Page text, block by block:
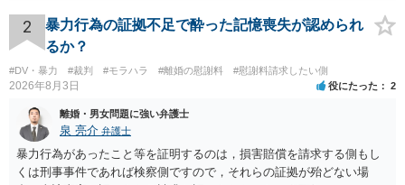
2
暴力行為の証拠不足で酔った記憶喪失が認められ
るか？
#DV・暴力 #裁判 #モラハラ #離婚の慰謝料 #慰謝料請求したい側
2026年8月3日 役にたった 2
離婚・男女問題に強い弁護士
泉 亮介 弁護士
暴力行為があったこと等を証明するのは，損害賠償を請求する側もし
くは刑事事件であれば検察側ですので，それらの証拠が殆どない場